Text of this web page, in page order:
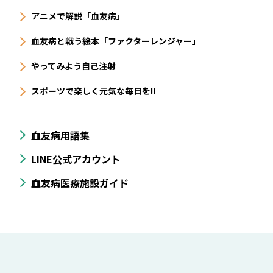
アニメで解説「血友病」
血友病と戦う絵本「ファクターレンジャー」
やってみよう自己注射
スポーツで楽しく元気な毎日を!!
血友病用語集
LINE公式アカウント
血友病医療施設ガイド